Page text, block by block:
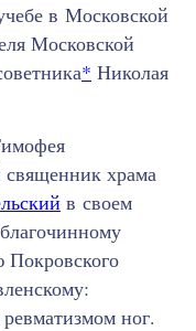
в Московской
Московской
* Николая
храма
в своем
Покровского
ног.